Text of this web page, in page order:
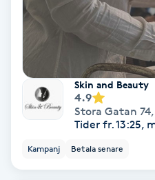
Kroppsinpackning
Käkledsbehandling
Kärlbehandling
Skin and Beauty
4.9
Stora Gatan 74,
Tider fr. 13:25,
Kampanj Betala senare